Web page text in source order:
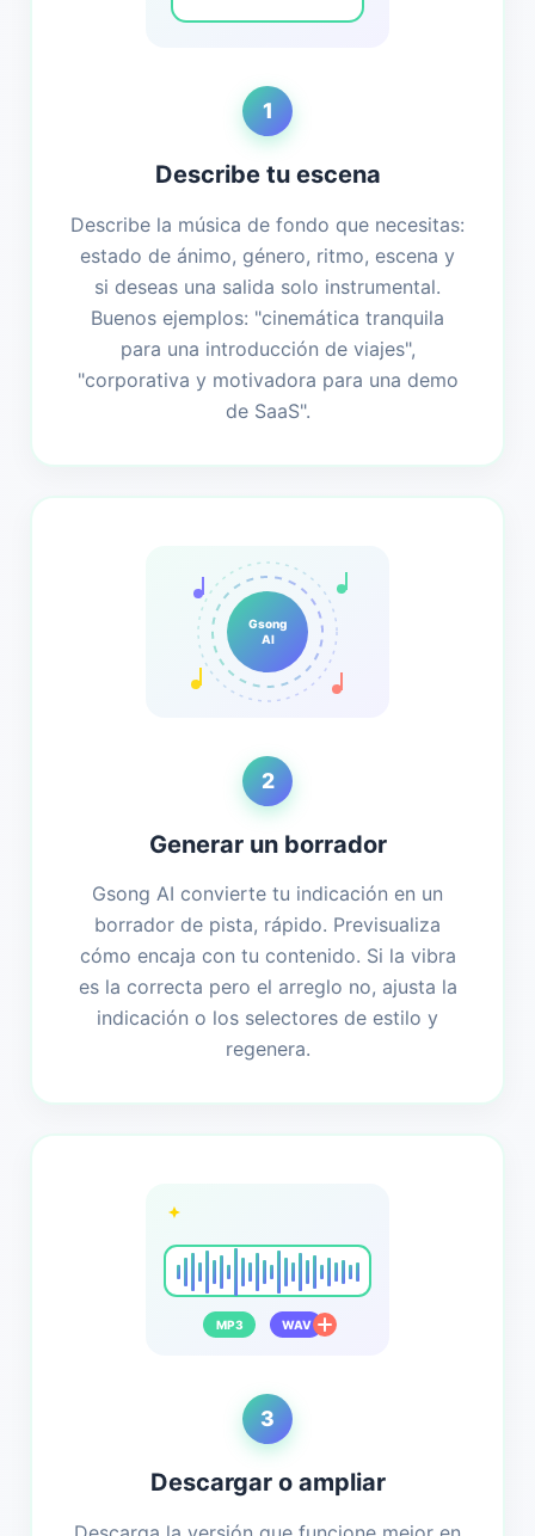
1
Describe tu escena
Describe la música de fondo que necesitas:
estado de ánimo, género, ritmo, escena y
si deseas una salida solo instrumental.
Buenos ejemplos: "cinemática tranquila
para una introducción de viajes",
"corporativa y motivadora para una demo
de SaaS".
Gsong
AI
2
Generar un borrador
Gsong AI convierte tu indicación en un
borrador de pista, rápido. Previsualiza
cómo encaja con tu contenido. Si la vibra
es la correcta pero el arreglo no, ajusta la
indicación o los selectores de estilo y
regenera.
MP3 WAV
3
Descargar o ampliar